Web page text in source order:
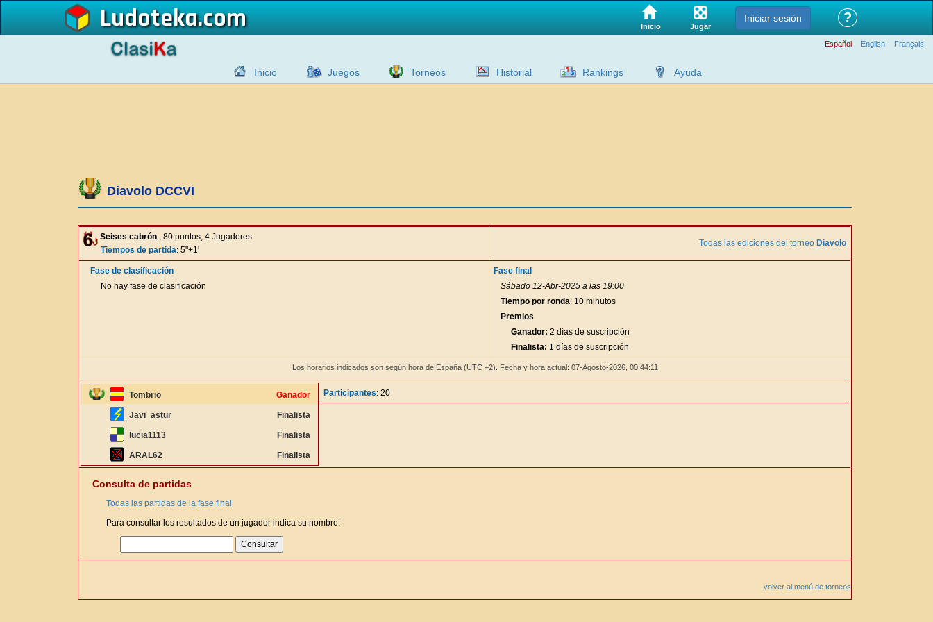
Ludoteka Inicio Jugar
Iniciar sesión ?
Español English Français
Inicio Juegos Torneos Historial Rankings Ayuda
Diavolo DCCVI
Seises cabrón , 80 puntos, 4 Jugadores
Tiempos de partida: 5"+1'
Todas las ediciones del torneo Diavolo
Fase de clasificación
No hay fase de clasificación
Fase final
Sábado 12-Abr-2025 a las 19:00
Tiempo por ronda: 10 minutos
Premios
Ganador: 2 días de suscripción
Finalista: 1 días de suscripción
Los horarios indicados son según hora de España (UTC +2). Fecha y hora actual: 07-Agosto-2026, 00:44:11
Tombrio Ganador
Javi_astur Finalista
lucia1113 Finalista
ARAL62 Finalista
Participantes: 20
Consulta de partidas
Todas las partidas de la fase final
Para consultar los resultados de un jugador indica su nombre:
volver al menú de torneos